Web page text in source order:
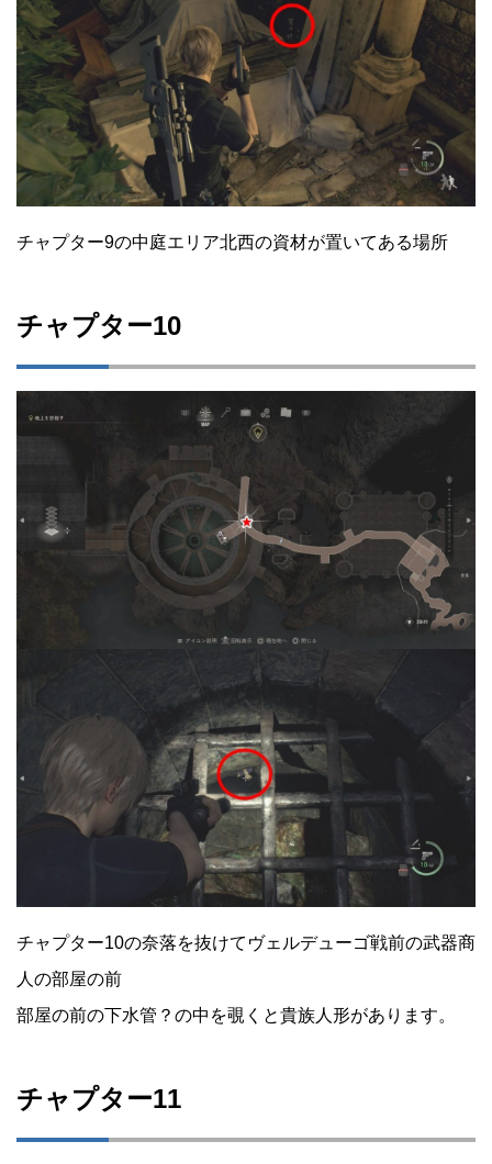
チャプター9の中庭エリア北西の資材が置いてある場所
チャプター10
チャプター10の奈落を抜けてヴェルデューゴ戦前の武器商
人の部屋の前
部屋の前の下水管？の中を覗くと貴族人形があります。
チャプター11